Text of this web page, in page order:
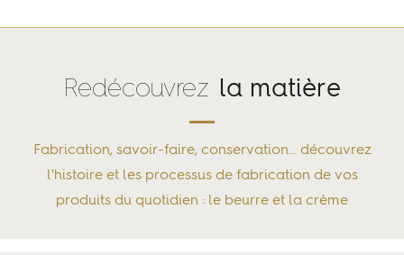
Redécouvrez la matière
Fabrication, savoir-faire, conservation... découvrez
l'histoire et les processus de fabrication de vos
produits du quotidien : le beurre et la crème